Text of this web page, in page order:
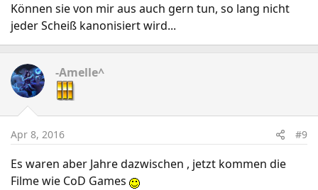
Können sie von mir aus auch gern tun, so lang nicht
jeder Scheiß kanonisiert wird...
-Amelle^
Apr 8, 2016 #9
Es waren aber Jahre dazwischen , jetzt kommen die
Filme wie CoD Games